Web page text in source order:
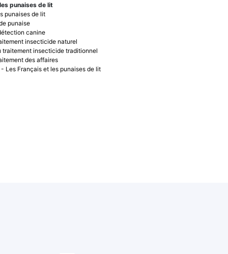
punaises de lit
punaises de lit
punaise
canine
insecticide naturel
traitement insecticide traditionnel
des affaires
Les Français et les punaises de lit